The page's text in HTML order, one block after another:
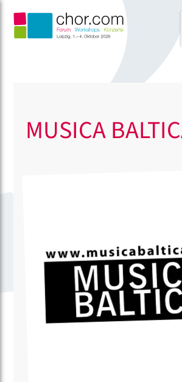
MUSICA